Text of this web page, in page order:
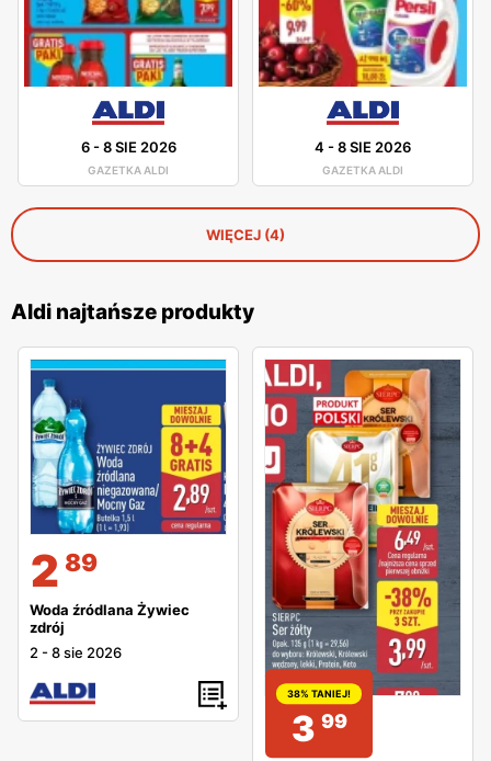
6-8 SIE 2026
GAZETKA ALDI
4 -8 SIE 2026
GAZETKA ALDI
WIĘCEJ (4)
Aldi najtańsze produkty
2 89
Woda źródlana Żywiec
zdrój
2 -8 sie 2026
38% TANIEJ!
3 99